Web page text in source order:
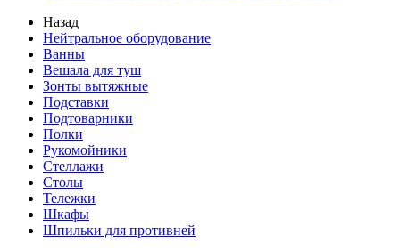
Назад
Нейтральное оборудование
Ванны
Вешала для туш
Зонты вытяжные
Подставки
Подтоварники
Полки
Рукомойники
Стеллажи
Столы
Тележки
Шкафы
Шпильки для противней